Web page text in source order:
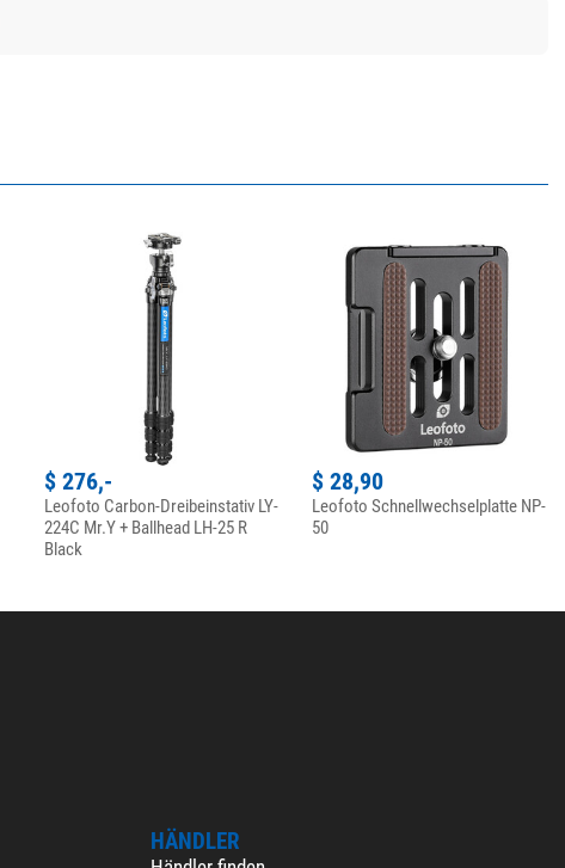
$ 276,-
Leofoto Carbon-Dreibeinstativ LY-
224C Mr.Y + Ballhead LH-25 R
Black
$ 28,90
Leofoto Schnellwechselplatte NP-
50
HÄNDLER